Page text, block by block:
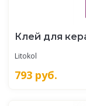
Клей для
Litokol
793 руб.